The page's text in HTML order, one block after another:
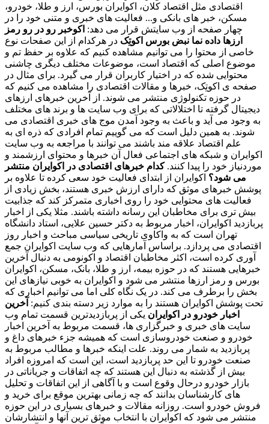
اقتصادی مثل اقتصاد کلان، اکوایران بورس، ارز و طلا، خودرو،
مسکن، خبر های بانکی و... فعالیت های خبری و متنی خود را در
چهار صفحه از وب سایتش قرار می دهد: اکوخبر رو در رو رمز
ارزها داده نما نبض بورس اکوتِک در هرکدام از این صفحات نوع
خاصی از محتوا را می توانیم مشاهده کنیم که علاوه بر حفظ تم و
موضوع اصلی که اقتصاد است، موضوعات مختلف دیگری چاشنی
محتوایی شده که در اختیار کاربران قرار می گیرد. برای مثال در
صفحه ی اکوتِک، خبرها و مقالات اقتصادی را مشاهده می کنیم که
در حوزه تکنولوژی منتشر می شوند. از آخرین خبرهای ارزهای
دیجیتال گرفته تا اختلالاتی که برای وب سایت ها و برند های مختلف
به وجود می آید و باعث به وجود آمدن موج های خبری اقتصادی می
شوند. به همین دلیل است که می گوییم تمام افرادی که ذره ای به
علم اقتصاد علاقه مند باشند می توانند با مراجعه به وب سایت
اکوایران و شبکه های اجتماعی فعال آن خبرها و محتوای ارزشمند و
موردنیاز خود را پیدا کنند.کدام خبرهای اقتصادی در اکوایران منتشر
می شود؟ اکوایران از ابتدای فعالیت خود سعی کرده تا علاوه بر
پوشش خبرهای موثق که دارای ارزش خبری هستند، بخش زیادی از
فعالیت های محتوایی خود را روی اخباری متمرکز کند که جذابیت
بیش تری برای مخاطبان این رسانه داشته باشند. مثلا یکی از اخبار
پربازدید اکوایران، اخبار مربوط به دکتر حسین علایی، استاد دانشگاه
تهران است که به واکاوی تاریخی سیاسی مباحث و اخبار روز
اقتصادی می پردازد. براساس آمارهایی که وب سایت اکوایران جمع
آوری کرده است، اکثر مخاطبان اقتصاد و اکونومی به دنبال آخرین
خبرهایی هستند که در حوزه بیمه، ارز و طلا، بانک، مسکن، اکوایران
بورس و رمز ارزها منتشر می شود و اکوایران به خوبی نیازهای این
بخش را برطرف می کند. در یک نگاه کلی اما می توانیم اخباری که
تحت پوشش اکوایران هستند را به موارد زیر دسته بندی کنیم: آخرین
اخبار خودرو در اکوایران یکی از پربازدیدترین قسمت تمام وب
سایت های خبری و خبرگزاری ها، قسمت مربوط به آخرین اخبار
خودرو و صنعت خودروسازی است که همیشه جزء خبرهای داغ و
پربازدید به شمار می روند. علت اینکه خبرها و مطالب مربوط به
صنعت خودرو تا این حد پربازدید است، این است که امروزه افراد
بیش از گذشته به دنبال این هستند که چه اتفاقات و جریاناتی در
بازار خودرو درحال وقوع است و با آگاهی از این اتفاقات و تحلیل
های کارشناسان بدانند که چه زمانی بهترین موقع برای خرید و
فروش خودرو است. روزانه مقالات و خبرهای بسیاری در این حوزه
منتشر می شود که اکوایران با انتخاب موثق ترین آنها و انتشارشان